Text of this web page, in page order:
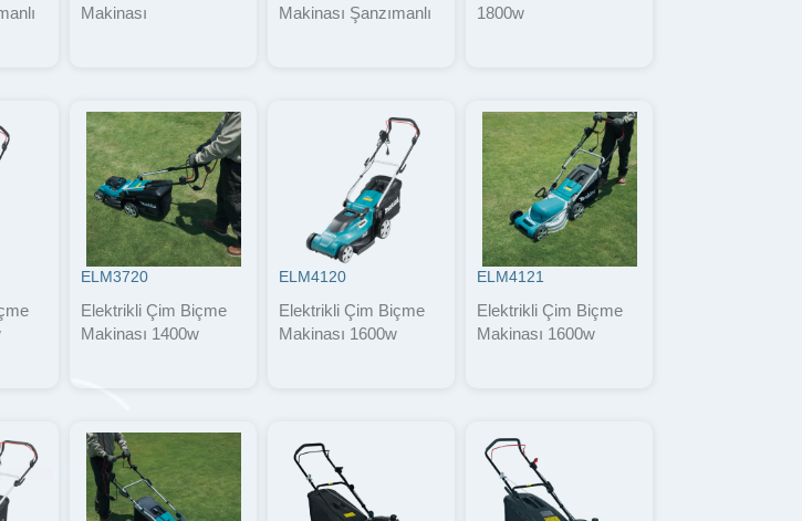
Makinası
Makinası Şanzımanlı
1800w
ELM3720
Elektrikli Çim Biçme
Makinası 1400w
ELM4120
Elektrikli Çim Biçme
Makinası 1600w
ELM4121
Elektrikli Çim Biçme
Makinası 1600w